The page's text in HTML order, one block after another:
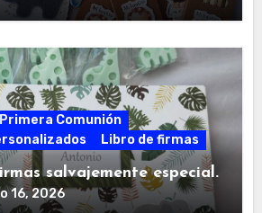
Comunión
Libro de firmas
salvajemente especial.
16, 2026